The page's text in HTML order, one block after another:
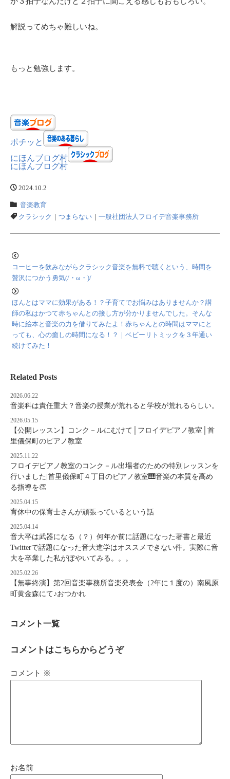
解説ってめちゃ難しいね。
もっと勉強します。
ポチッと
にほんブログ村
にほんブログ村
2024.10.2
音楽教育
クラシック
つまらない 一般社団法人フロイデ音楽事務所
コーヒーを飲みながらクラシック音楽を無料で聴くという、時間を
贅沢につかう勇気(/・ω・)/
ほんとはママに効果がある！？子育てでお悩みはありませんか？講
師の私はかつて赤ちゃんとの接し方が分かりませんでした。そんな
時に絵本と音楽の力を借りてみたよ！赤ちゃんとの時間はママにと
っても、心の癒しの時間になる！？｜ベビーリトミックを３年通い
続けてみた！
Related Posts
2026.06.22
音楽科は責任重大？音楽の授業が荒れると学校が荒れるらしい。
2026.05.15
【公開レッスン】コンク－ルにむけて│フロイデピアノ教室│首
里儀保町のピアノ教室
2025.11.22
フロイデピアノ教室のコンク－ル出場者のための特別レッスンを
行いました|首里儀保町４丁目のピアノ教室🎹音楽の本質を高め
る指導を👏
2025.04.15
育休中の保育士さんが頑張っているという話
2025.04.14
音大卒は武器になる（？）何年か前に話題になった著書と最近
Twitterで話題になった音大進学はオススメできない件。実際に音
大を卒業した私がぼやいてみる。。。
2025.02.26
【無事終演】第2回音楽事務所音楽発表会（2年に１度の）南風原
町黄金森にて♪おつかれ
コメント一覧
コメントはこちらからどうぞ
コメント ※
お名前